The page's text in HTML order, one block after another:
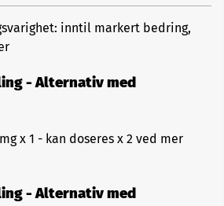
inntil markert bedring,
- Alternativ med
x 1 - kan doseres x 2 ved mer
- Alternativ med